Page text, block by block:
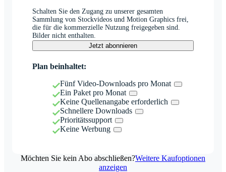
Schalten Sie den Zugang zu unserer gesamten
Sammlung von Stockvideos und Motion Graphics frei,
die für die kommerzielle Nutzung freigegeben sind.
Bilder nicht enthalten.
Jetzt abonnieren
Plan beinhaltet:
Fünf Video-Downloads pro Monat
Ein Paket pro Monat
Keine Quellenangabe erforderlich
Schnellere Downloads
Prioritätssupport
Keine Werbung
Möchten Sie kein Abo abschließen?Weitere Kaufoptionen
anzeigen